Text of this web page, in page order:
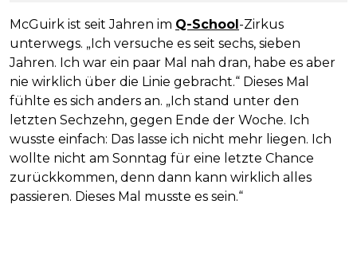
McGuirk ist seit Jahren im Q-School -Zirkus
unterwegs. „Ich versuche es seit sechs, sieben
Jahren. Ich war ein paar Mal nah dran, habe es aber
nie wirklich über die Linie gebracht.“ Dieses Mal
fühlte es sich anders an. „Ich stand unter den
letzten Sechzehn, gegen Ende der Woche. Ich
wusste einfach: Das lasse ich nicht mehr liegen. Ich
wollte nicht am Sonntag für eine letzte Chance
zurückkommen, denn dann kann wirklich alles
passieren. Dieses Mal musste es sein.“